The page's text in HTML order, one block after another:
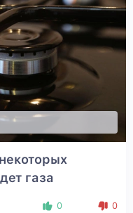
газа
0 0